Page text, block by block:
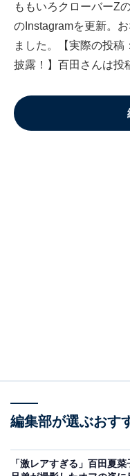
ももいろクローバーZ
のInstagramを更新。
ました。【実際の投稿
披露！】百田さんは投
編集部が選ぶおす
「激レアすぎる」百田夏菜